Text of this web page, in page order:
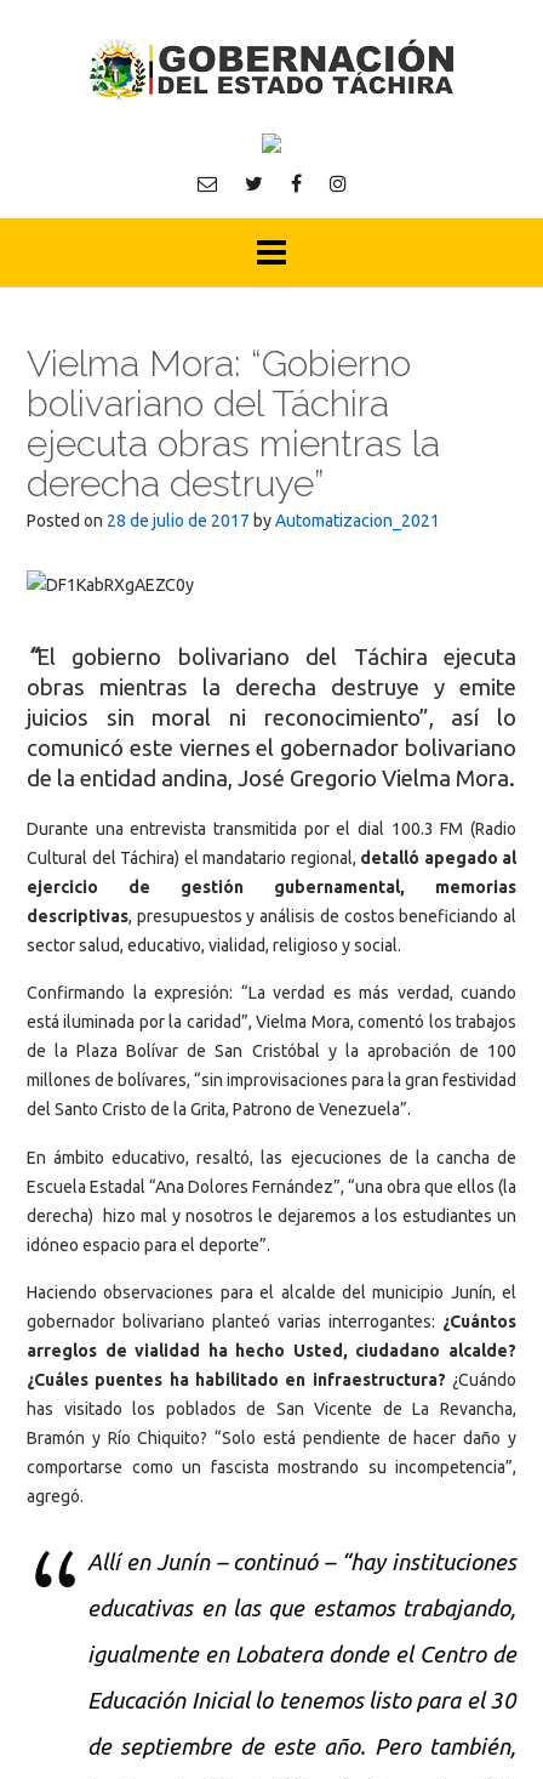
Vielma Mora: “Gobierno
bolivariano del Táchira
ejecuta obras mientras la
derecha destruye”
Posted on 28 de julio de 2017 byAutomatizacion_2021
“El gobierno bolivariano del Táchira ejecuta
obras mientras la derecha destruye y emite
juicios sin moral ni reconocimiento”, así lo
comunicó este viernes el gobernador bolivariano
de la entidad andina, José Gregorio Vielma Mora.
Durante una entrevista transmitida por el dial 100.3 FM (Radio
Cultural del Táchira) el mandatario regional, detalló apegado al
ejercicio de gestión gubernamental, memorias
descriptivas, presupuestos y análisis de costos beneficiando al
sector salud, educativo, vialidad, religioso y social.
Confirmando la expresión: “La verdad es más verdad, cuando
está iluminada por la caridad”, Vielma Mora, comentó los trabajos
de la Plaza Bolívar de San Cristóbal y la aprobación de 100
millones de bolívares, “sin improvisaciones para la gran festividad
del Santo Cristo de la Grita, Patrono de Venezuela”.
En ámbito educativo, resaltó, las ejecuciones de la cancha de
Escuela Estadal “Ana Dolores Fernández”, “una obra que ellos (la
derecha) hizo mal y nosotros le dejaremos a los estudiantes un
idóneo espacio para el deporte”.
Haciendo observaciones para el alcalde del municipio Junín, el
gobernador bolivariano planteó varias interrogantes: ¿Cuántos
arreglos de vialidad ha hecho Usted, ciudadano alcalde?
¿Cuáles puentes ha habilitado en infraestructura? ¿Cuándo
has visitado los poblados de San Vicente de La Revancha,
Bramón y Río Chiquito? “Solo está pendiente de hacer daño y
comportarse como un fascista mostrando su incompetencia”,
agregó.
Allí en Junín – continuó – “hay instituciones
educativas en las que estamos trabajando,
igualmente en Lobatera donde el Centro de
Educación Inicial lo tenemos listo para el 30
de septiembre de este año. Pero también,